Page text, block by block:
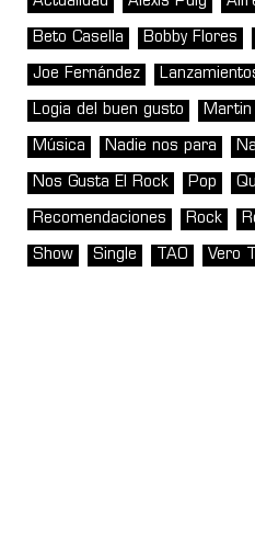
Beto Casella Bobby Flores
Joe Fernández
Logia del buen gusto Martin
Música Nadie nos para
Nos Gusta El Rock Pop
Recomendaciones Rock
Show Single TAO Vero